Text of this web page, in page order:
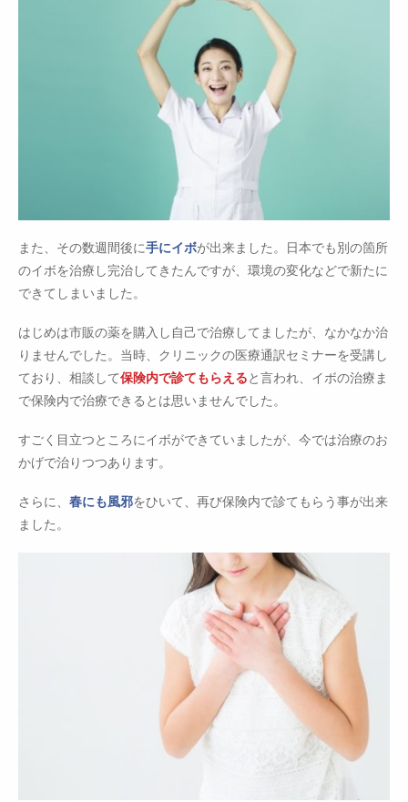
また、その数週間後に手にイボが出来ました。日本でも別の箇所
のイボを治療し完治してきたんですが、環境の変化などで新たに
できてしまいました。
はじめは市販の薬を購入し自己で治療してましたが、なかなか治
りませんでした。当時、クリニックの医療通訳セミナーを受講し
ており、相談して保険内で診てもらえると言われ、イボの治療ま
で保険内で治療できるとは思いませんでした。
すごく目立つところにイボができていましたが、今では治療のお
かげで治りつつあります。
さらに、 春にも風邪をひいて、再び保険内で診てもらう事が出来
ました。